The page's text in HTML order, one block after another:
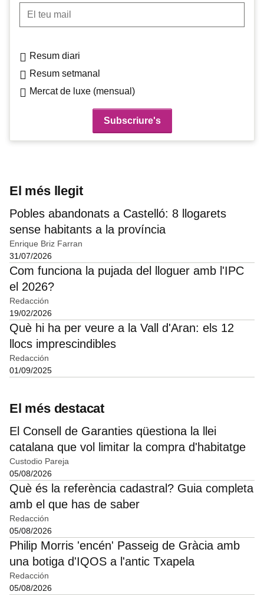
El teu mail
Resum diari
Resum setmanal
Mercat de luxe (mensual)
El més llegit
Pobles abandonats a Castelló: 8 llogarets
sense habitants a la província
Enrique Briz Farran
31/07/2026
Com funciona la pujada del lloguer amb l'IPC
el 2026?
Redacción
19/02/2026
Què hi ha per veure a la Vall d'Aran: els 12
llocs imprescindibles
Redacción
01/09/2025
El més destacat
El Consell de Garanties qüestiona la llei
catalana que vol limitar la compra d'habitatge
Custodio Pareja
05/08/2026
Què és la referència cadastral? Guia completa
amb el que has de saber
Redacción
05/08/2026
Philip Morris 'encén' Passeig de Gràcia amb
una botiga d'IQOS a l'antic Txapela
Redacción
05/08/2026